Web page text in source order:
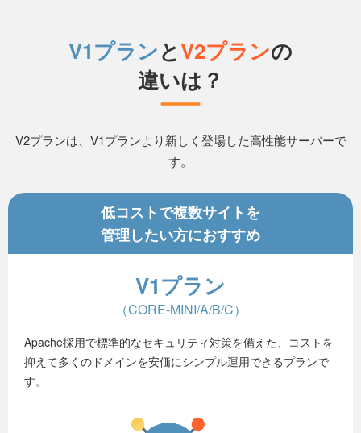
V1プランとV2プランの
違いは？
V2プランは、V1プランより新しく登場した高性能サーバーで
す。
低コストで複数サイトを
管理したい方におすすめ
V1プラン
（CORE-MINI/A/B/C）
Apache採用で標準的なセキュリティ対策を備えた、コストを
抑えて多くのドメインを安価にシンプル運用できるプランで
す。